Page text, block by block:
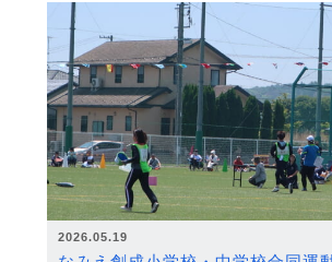
2026.05.19